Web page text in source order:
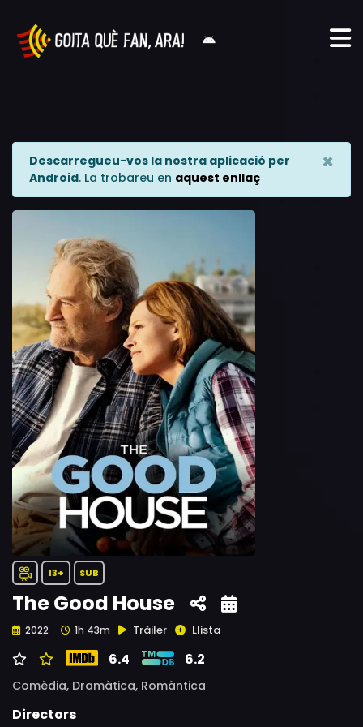
Descarregueu-vos la nostra aplicació per
Android. La trobareu en aquest enllaç
×
13+ SUB
The Good House
2022 1h 43m Tràiler Llista
6.4 6.2
Comèdia, Dramàtica, Romàntica
Directors